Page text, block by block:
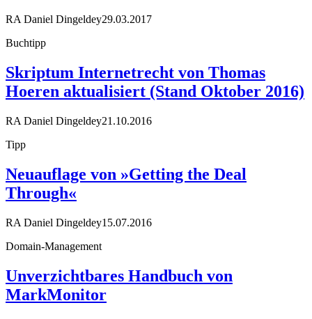
RA Daniel Dingeldey29.03.2017
Buchtipp
Skriptum Internetrecht von Thomas
Hoeren aktualisiert (Stand Oktober 2016)
RA Daniel Dingeldey21.10.2016
Tipp
Neuauflage von »Getting the Deal
Through«
RA Daniel Dingeldey15.07.2016
Domain-Management
Unverzichtbares Handbuch von
MarkMonitor